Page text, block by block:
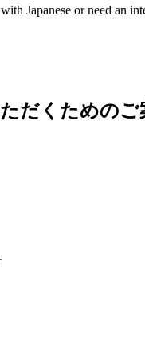
Japanese or need an
だくためのご